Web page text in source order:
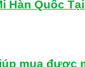
Hàn Quốc
mua được